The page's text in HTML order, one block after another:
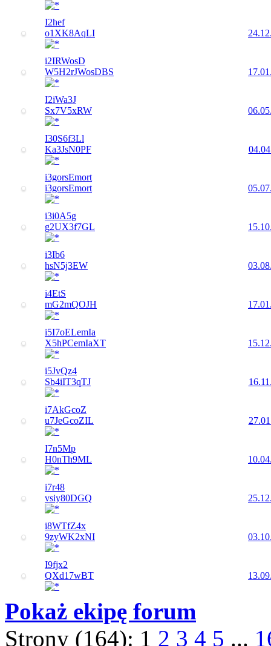
I2hef
o1XK8AqLI
i2IRWosD
W5H2rJWosDBS
I2iWa3J
Sx7V5xRW
I30S6f3Ll
Ka3JsN0PF
i3gorsEmort
i3gorsEmort
i3i0A5g
g2UX3f7GL
i3Ib6
hsN5j3EW
i4EtS
mG2mQOJH
i5I7oELemIa
X5hPCemIaXT
i5JvQz4
Sb4iIT3qTJ
i7AkGcoZ
u7JeGcoZIL
I7n5Mp
H0nTh9ML
i7r48
vsiy80DGQ
i8WTfZ4x
9zyWK2xNI
I9fjx2
QXd17wBT
Pokaż ekipę forum
Strony (164): 1 2 3 4 5 ...